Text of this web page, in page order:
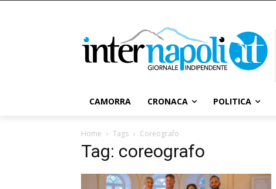
CAMORRA CRONACA POLITICA
Home Tags Coreografo
Tag: coreografo